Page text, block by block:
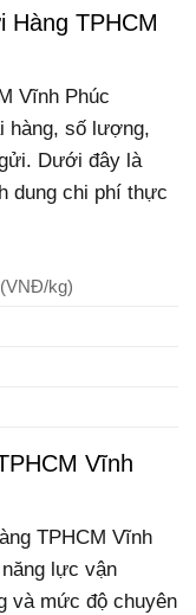
Hàng TPHCM
Vĩnh Phúc
hàng, số lượng,
Dưới đây là
dung chi phí thực
kg)
Vĩnh
TPHCM Vĩnh
lực vận
và mức độ chuyên